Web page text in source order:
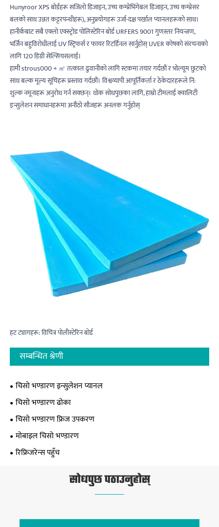
Hunyroor XPS बोर्डहरू सजिलो डिजाइन, उच्च कम्प्रेभिंगेबल डिजाइन, उच्च कम्प्रेसर
बलको साथ उन्नत कट्टरपन्थीहरू), अनुप्रयोगहरू उर्जा-दक्ष पर्खाल प्यानलहरूको साथ।
हानीर्कबाट सबै एक्लो एक्स्ट्रोड पोलिस्टेरिन बोर्ड URFERS 9001 गुणस्तर नियन्त्रण,
भर्जिन बहुविरोधीलाई UV स्ट्रिफर्स र फायर रिटर्डिनल सार्नुहोस् UVER कोषको संरचनाको
लागि 120 डिग्री सेल्सियसलाई।
हामी strous000 + ㎡ तत्काल ढुवानीको लागि स्टकमा तयार गर्दछौं र भोल्यूम छुटको
साथ बल्क मूल्य सूचिहरू प्रस्ताव गर्दछौं। विश्वव्यापी आपूर्तिकर्ता र ठेकेदारहरूले नि:
शुल्क नमूनाहरू अनुरोध गर्न सक्छन्। थोक सोधपुछका लागि, हाम्रो टीमलाई क्वालिटी
इन्सुलेशन समाधानहरूमा अनौंठो सौजहरू अनलक गर्नुहोस्
हट ट्यागहरू: विचित्र पोलीस्टेरिन बोर्ड
सम्बन्धित श्रेणी
चिसो भण्डारण इन्सुलेशन प्यानल
चिसो भण्डारण ढोका
चिसो भण्डारण फ्रिज उपकरण
मोबाइल चिसो भण्डारण
रिफ्रिजरेन्स पहुँच
सोधपुछ पठाउनुहोस्